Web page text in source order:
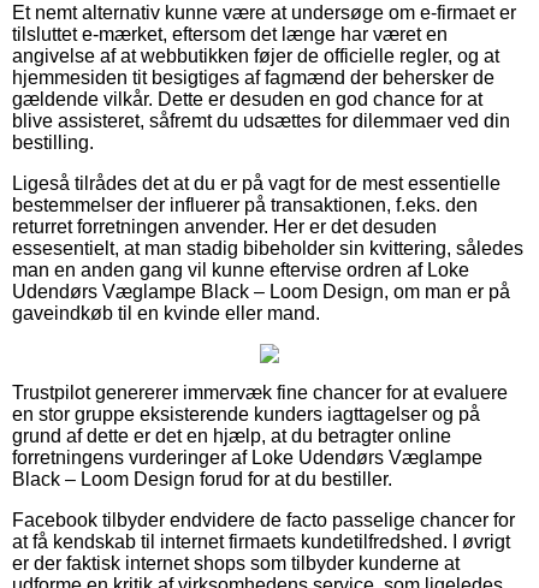
Et nemt alternativ kunne være at undersøge om e-firmaet er
tilsluttet e-mærket, eftersom det længe har været en
angivelse af at webbutikken føjer de officielle regler, og at
hjemmesiden tit besigtiges af fagmænd der behersker de
gældende vilkår. Dette er desuden en god chance for at
blive assisteret, såfremt du udsættes for dilemmaer ved din
bestilling.
Ligeså tilrådes det at du er på vagt for de mest essentielle
bestemmelser der influerer på transaktionen, f.eks. den
returret forretningen anvender. Her er det desuden
essesentielt, at man stadig bibeholder sin kvittering, således
man en anden gang vil kunne eftervise ordren af Loke
Udendørs Væglampe Black – Loom Design, om man er på
gaveindkøb til en kvinde eller mand.
Trustpilot genererer immervæk fine chancer for at evaluere
en stor gruppe eksisterende kunders iagttagelser og på
grund af dette er det en hjælp, at du betragter online
forretningens vurderinger af Loke Udendørs Væglampe
Black – Loom Design forud for at du bestiller.
Facebook tilbyder endvidere de facto passelige chancer for
at få kendskab til internet firmaets kundetilfredshed. I øvrigt
er der faktisk internet shops som tilbyder kunderne at